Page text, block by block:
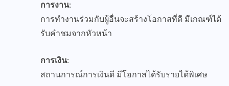
การงาน:
การทำงานร่วมกับผู้อื่นจะสร้างโอกาสที่ดี มีเกณฑ์ได้
รับคำชมจากหัวหน้า
การเงิน:
สถานการณ์การเงินดี มีโอกาสได้รับรายได้พิเศษ